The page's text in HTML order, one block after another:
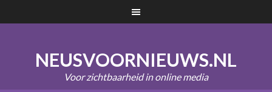
NEUSVOORNIEUWS.NL
Voor zichtbaarheid in online media